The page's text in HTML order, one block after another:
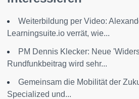
Weiterbildung per Video:
Learningsuite.io verrät, wie...
PM Dennis Klecker: Neue
Rundfunkbeitrag wird sehr...
Gemeinsam die Mobilität der
Specialized und...